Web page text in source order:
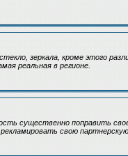
зеркала, кроме этого
реальная в регионе.
существенно поправить
свою партнерскую